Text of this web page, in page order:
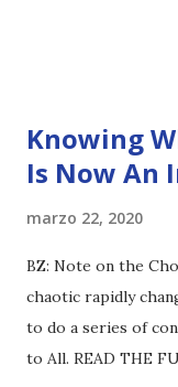
Knowing
Is Now An
marzo 22, 2020
BZ: Note on the
chaotic rapidly
to do a series of
to All. READ THE